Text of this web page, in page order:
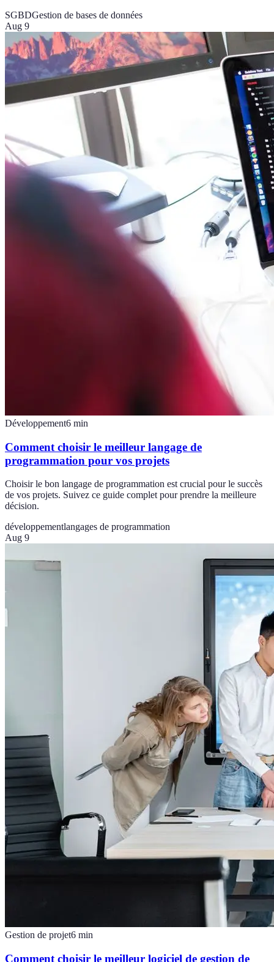
SGBDGestion de bases de données
Aug 9
Développement6 min
Comment choisir le meilleur langage de
programmation pour vos projets
Choisir le bon langage de programmation est crucial pour le succès
de vos projets. Suivez ce guide complet pour prendre la meilleure
décision.
développementlangages de programmation
Aug 9
Gestion de projet6 min
Comment choisir le meilleur logiciel de gestion de